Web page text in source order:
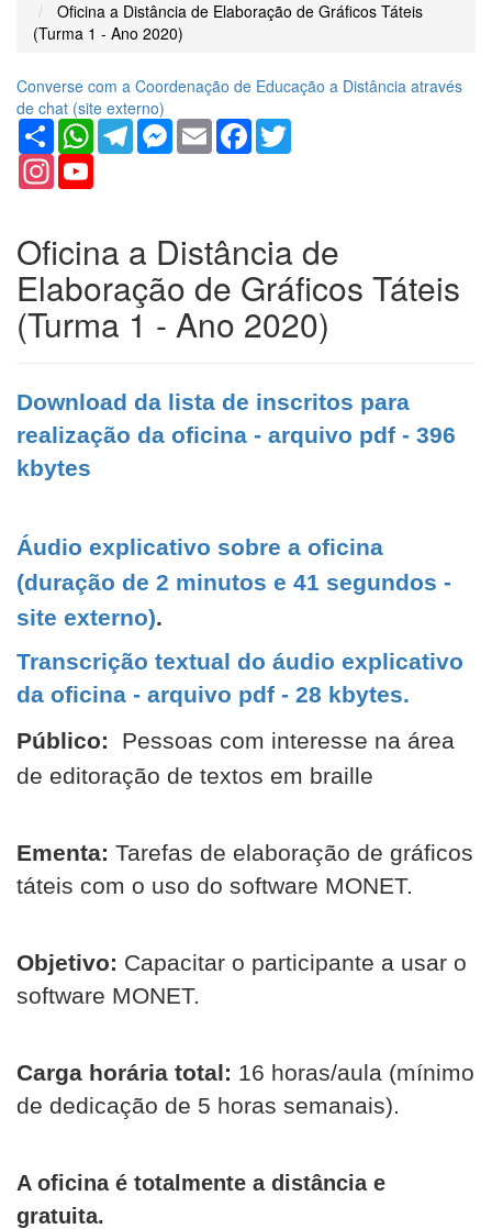
Oficina a Distância de Elaboração de Gráficos Táteis
(Turma 1 - Ano 2020)
Converse com a Coordenação de Educação a Distância através
de chat (site externo)
Share WhatsAppTelegramMessenger
Email Facebook
Instagram
Oficina a Distância de
Elaboração de Gráficos Táteis
(Turma 1 - Ano 2020)
Download da lista de inscritos para
realização da oficina - arquivo pdf - 396
kbytes
Áudio explicativo sobre a oficina
(duração de 2 minutos e 41 segundos -
site externo).
Transcrição textual do áudio explicativo
da oficina - arquivo pdf - 28 kbytes.
Público: Pessoas com interesse na área
de editoração de textos em braille
Ementa: Tarefas de elaboração de gráficos
táteis com o uso do software MONET.
Objetivo: Capacitar o participante a usar o
software MONET.
Carga horária total: 16 horas/aula (mínimo
de dedicação de 5 horas semanais).
A oficina é totalmente a distância e
gratuita.